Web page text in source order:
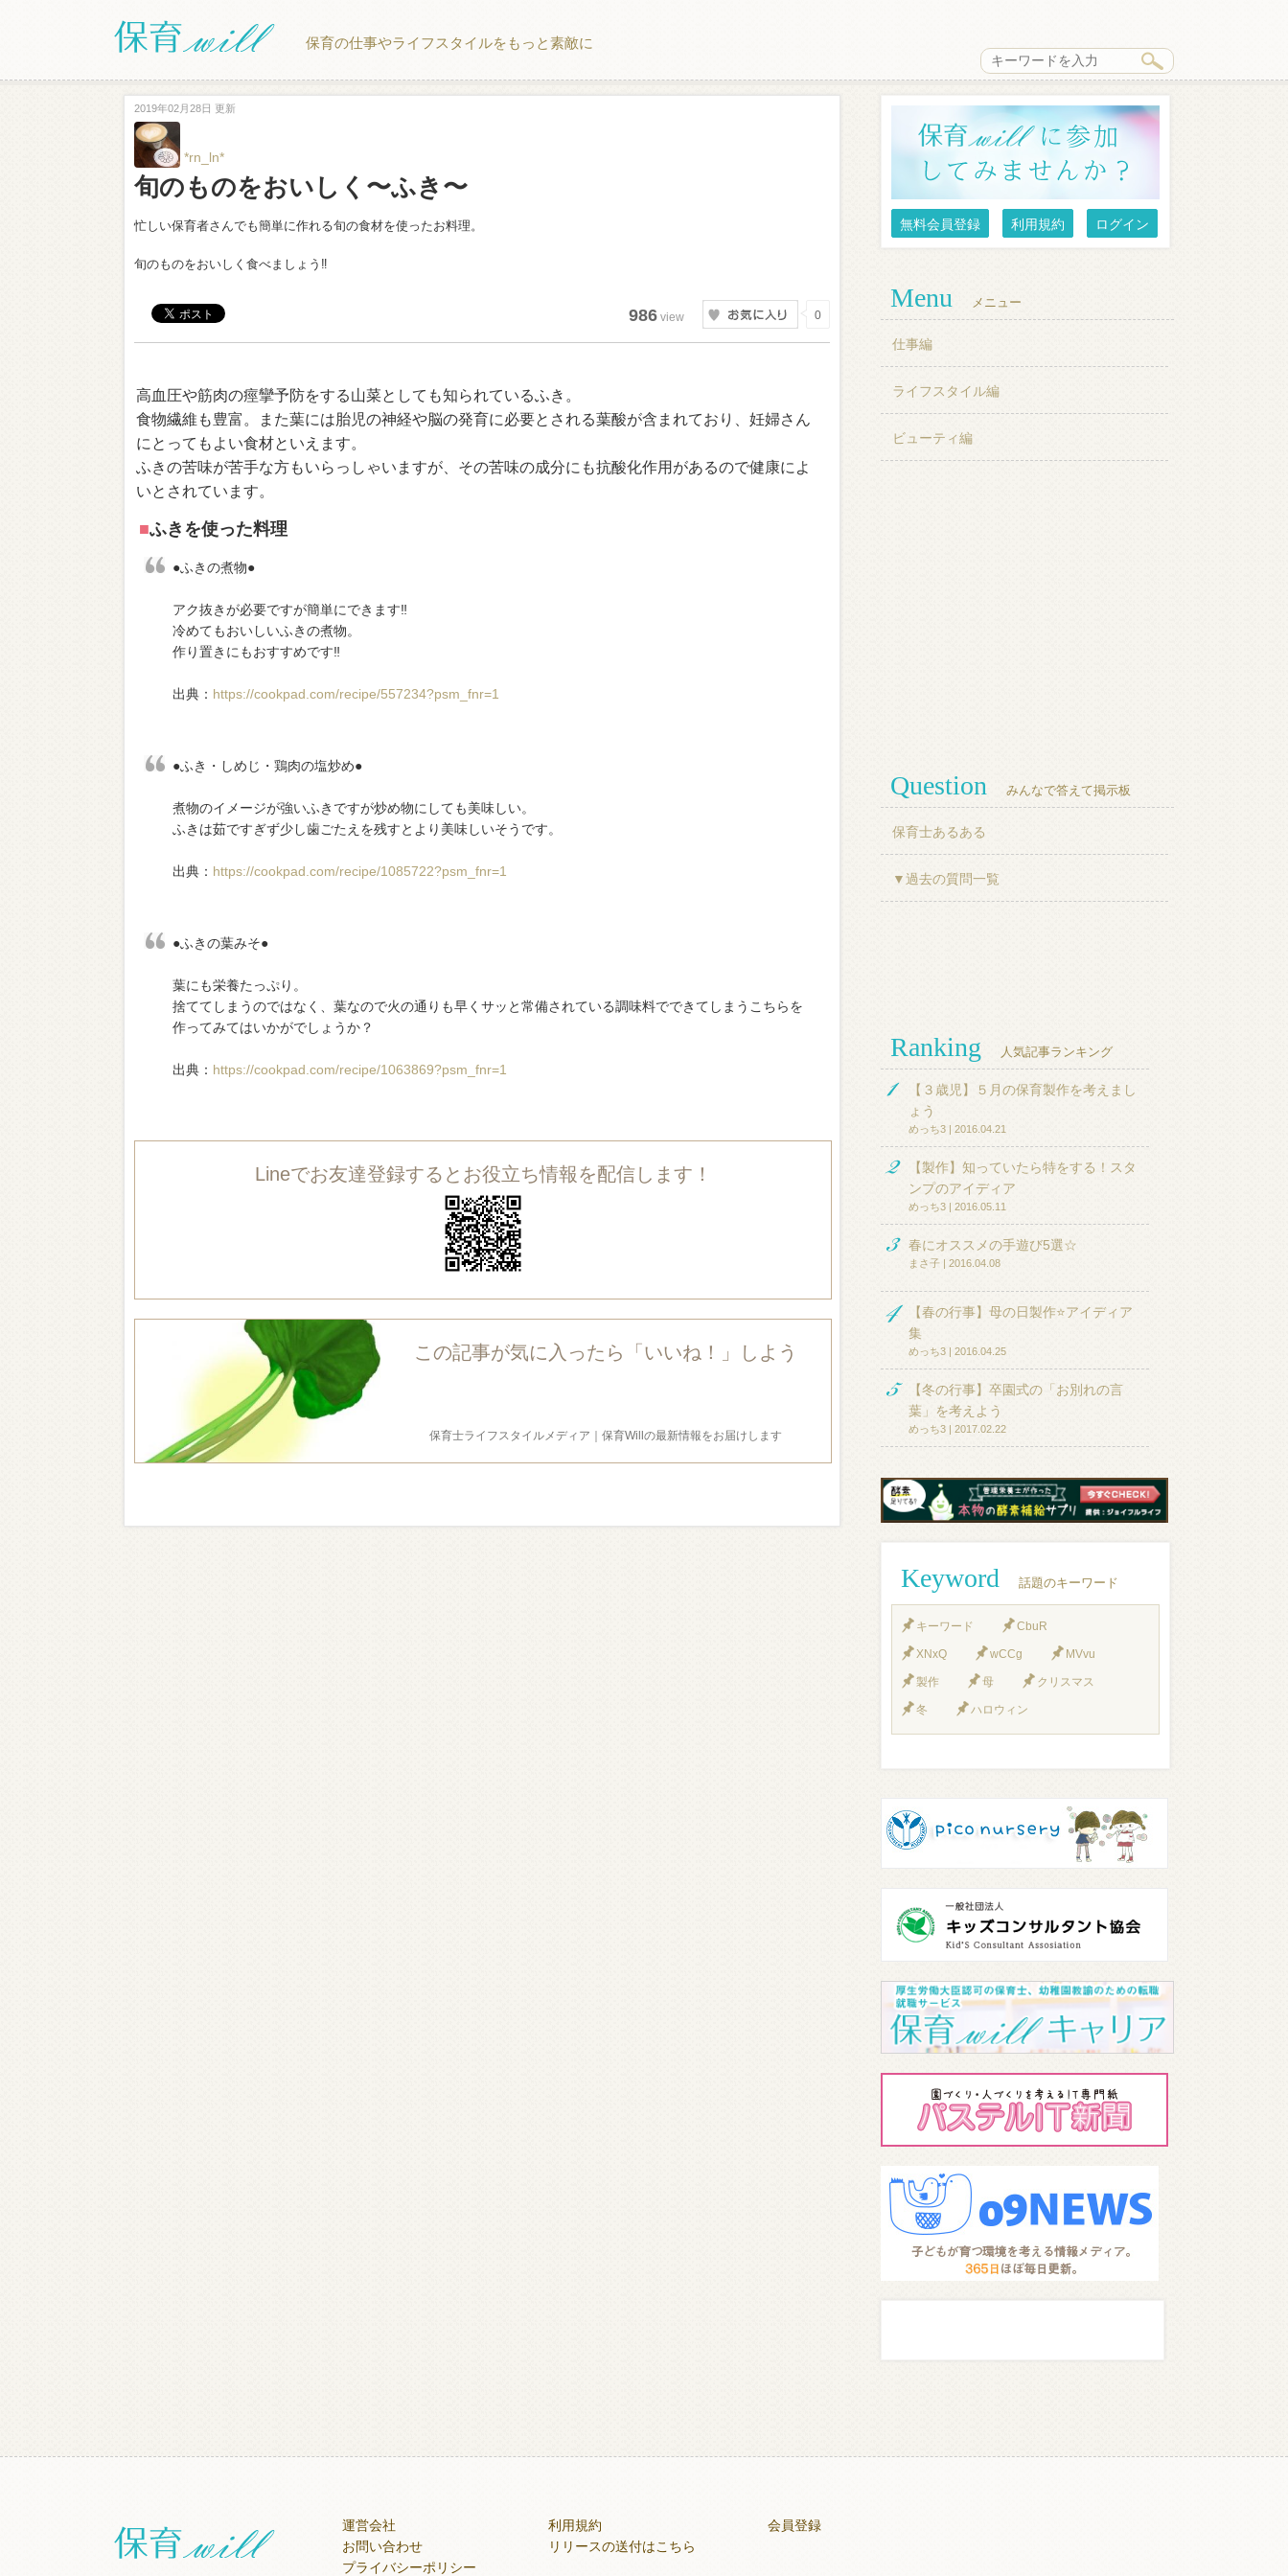
保育の仕事やライフスタイルをもっと素敵に
2019年02月28日 更新
*rn_ln*
旬のものをおいしく〜ふき〜
忙しい保育者さんでも簡単に作れる旬の食材を使ったお料理。
旬のものをおいしく食べましょう‼︎
986 view 0
高血圧や筋肉の痙攣予防をする山菜としても知られているふき。
食物繊維も豊富。また葉には胎児の神経や脳の発育に必要とされる葉酸が含まれており、妊婦さん
にとってもよい食材といえます。
ふきの苦味が苦手な方もいらっしゃいますが、その苦味の成分にも抗酸化作用があるので健康によ
いとされています。
■ふきを使った料理
●ふきの煮物●
アク抜きが必要ですが簡単にできます‼︎
冷めてもおいしいふきの煮物。
作り置きにもおすすめです‼︎
出典： https://cookpad.com/recipe/557234?psm_fnr=1
●ふき・しめじ・鶏肉の塩炒め●
煮物のイメージが強いふきですが炒め物にしても美味しい。
ふきは茹ですぎず少し歯ごたえを残すとより美味しいそうです。
出典： https://cookpad.com/recipe/1085722?psm_fnr=1
●ふきの葉みそ●
葉にも栄養たっぷり。
捨ててしまうのではなく、葉なので火の通りも早くサッと常備されている調味料でできてしまうこちらを
作ってみてはいかがでしょうか？
出典： https://cookpad.com/recipe/1063869?psm_fnr=1
Lineでお友達登録するとお役立ち情報を配信します！
この記事が気に入ったら「いいね！」しよう
保育士ライフスタイルメディア｜保育Willの最新情報をお届けします
無料会員登録 利用規約 ログイン
Menu メニュー
仕事編
ライフスタイル編
ビューティ編
Question みんなで答えて掲示板
保育士あるある
▼過去の質問一覧
Ranking 人気記事ランキング
【３歳児】５月の保育製作を考えまし
ょう
めっち3 | 2016.04.21
【製作】知っていたら特をする！スタ
ンプのアイディア
めっち3 | 2016.05.11
春にオススメの手遊び5選☆
まさ子 | 2016.04.08
【春の行事】母の日製作⭐アイディア
集
めっち3 | 2016.04.25
【冬の行事】卒園式の「お別れの言
葉」を考えよう
めっち3 | 2017.02.22
Keyword 話題のキーワード
キーワード CbuR
XNxQ wCCg MVvu
製作 母 クリスマス
冬 ハロウィン
運営会社
お問い合わせ
プライバシーポリシー
利用規約
リリースの送付はこちら
会員登録